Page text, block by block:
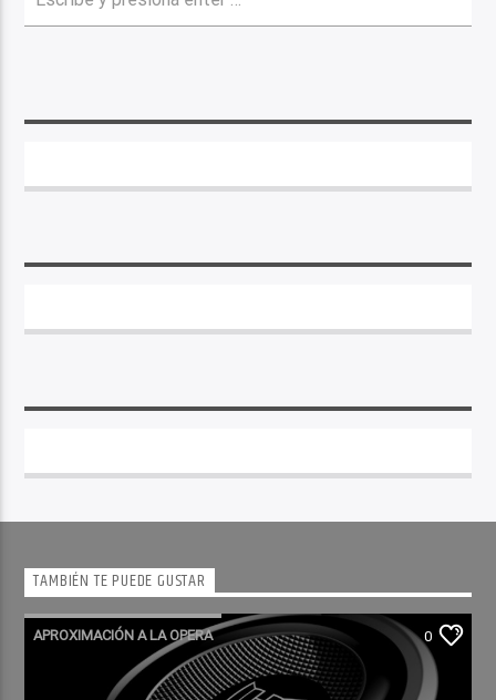
TAMBIÉN TE PUEDE GUSTAR
APROXIMACIÓN A LA OPERA 0